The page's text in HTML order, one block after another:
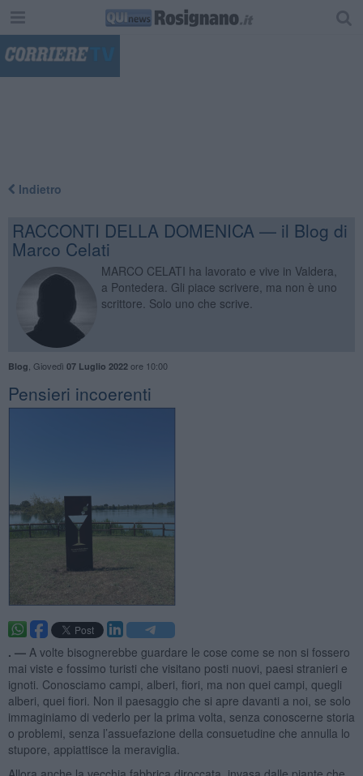
Indietro
RACCONTI DELLA DOMENICA — il Blog di
Marco Celati
MARCO CELATI ha lavorato e vive in Valdera,
a Pontedera. Gli piace scrivere, ma non è uno
scrittore. Solo uno che scrive.
Blog Giovedì 07 Luglio 2022ore 10:00
Pensieri incoerenti
. — A volte bisognerebbe guardare le cose come se non si fossero
mai viste e fossimo turisti che visitano posti nuovi, paesi stranieri e
ignoti. Conosciamo campi, alberi, fiori, ma non quei campi, quegli
alberi, quei fiori. Non il paesaggio che si apre davanti a noi, se solo
immaginiamo di vederlo per la prima volta, senza conoscerne storia
o problemi, senza l’assuefazione della consuetudine che annulla lo
stupore, appiattisce la meraviglia.